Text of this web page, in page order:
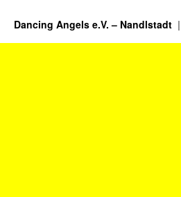
Dancing Angels e.V. – Nandlstadt